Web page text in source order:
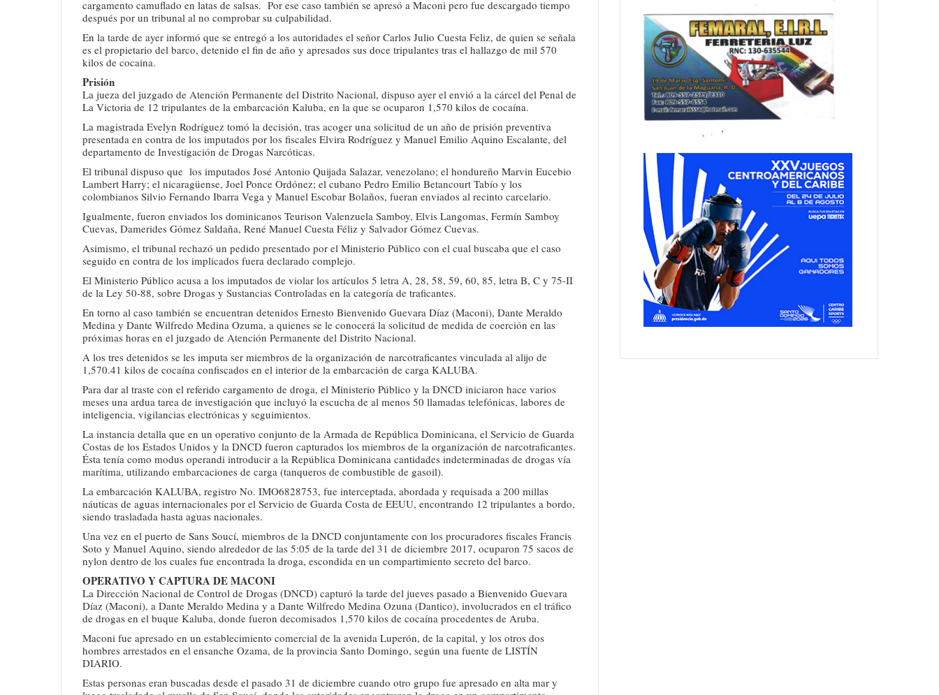
cargamento camuflado en latas de salsas. Por ese caso también se apresó a Maconi pero fue descargado tiempo
después por un tribunal al no comprobar su culpabilidad.
En la tarde de ayer informó que se entregó a los autoridades el señor Carlos Julio Cuesta Feliz, de quien se señala
es el propietario del barco, detenido el fin de año y apresados sus doce tripulantes tras el hallazgo de mil 570
kilos de cocaina.
Prisión
La jueza del juzgado de Atención Permanente del Distrito Nacional, dispuso ayer el envió a la cárcel del Penal de
La Victoria de 12 tripulantes de la embarcación Kaluba, en la que se ocuparon 1,570 kilos de cocaína.
La magistrada Evelyn Rodríguez tomó la decisión, tras acoger una solicitud de un año de prisión preventiva
presentada en contra de los imputados por los fiscales Elvira Rodríguez y Manuel Emilio Aquino Escalante, del
departamento de Investigación de Drogas Narcóticas.
El tribunal dispuso que los imputados José Antonio Quijada Salazar, venezolano; el hondureño Marvin Eucebio
Lambert Harry; el nicaragüense, Joel Ponce Ordónez; el cubano Pedro Emilio Betancourt Tabío y los
colombianos Silvio Fernando Ibarra Vega y Manuel Escobar Bolaños, fueran enviados al recinto carcelario.
Igualmente, fueron enviados los dominicanos Teurison Valenzuela Samboy, Elvis Langomas, Fermín Samboy
Cuevas, Damerides Gómez Saldaña, René Manuel Cuesta Féliz y Salvador Gómez Cuevas.
Asimismo, el tribunal rechazó un pedido presentado por el Ministerio Público con el cual buscaba que el caso
seguido en contra de los implicados fuera declarado complejo.
El Ministerio Público acusa a los imputados de violar los artículos 5 letra A, 28, 58, 59, 60, 85, letra B, C y 75-II
de la Ley 50-88, sobre Drogas y Sustancias Controladas en la categoría de traficantes.
En torno al caso también se encuentran detenidos Ernesto Bienvenido Guevara Díaz (Maconi), Dante Meraldo
Medina y Dante Wilfredo Medina Ozuma, a quienes se le conocerá la solicitud de medida de coerción en las
próximas horas en el juzgado de Atención Permanente del Distrito Nacional.
A los tres detenidos se les imputa ser miembros de la organización de narcotraficantes vinculada al alijo de
1,570.41 kilos de cocaína confiscados en el interior de la embarcación de carga KALUBA.
Para dar al traste con el referido cargamento de droga, el Ministerio Público y la DNCD iniciaron hace varios
meses una ardua tarea de investigación que incluyó la escucha de al menos 50 llamadas telefónicas, labores de
inteligencia, vigilancias electrónicas y seguimientos.
La instancia detalla que en un operativo conjunto de la Armada de República Dominicana, el Servicio de Guarda
Costas de los Estados Unidos y la DNCD fueron capturados los miembros de la organización de narcotraficantes.
Ésta tenía como modus operandi introducir a la República Dominicana cantidades indeterminadas de drogas vía
marítima, utilizando embarcaciones de carga (tanqueros de combustible de gasoil).
La embarcación KALUBA, registro No. IMO6828753, fue interceptada, abordada y requisada a 200 millas
náuticas de aguas internacionales por el Servicio de Guarda Costa de EEUU, encontrando 12 tripulantes a bordo,
siendo trasladada hasta aguas nacionales.
Una vez en el puerto de Sans Soucí, miembros de la DNCD conjuntamente con los procuradores fiscales Francis
Soto y Manuel Aquino, siendo alrededor de las 5:05 de la tarde del 31 de diciembre 2017, ocuparon 75 sacos de
nylon dentro de los cuales fue encontrada la droga, escondida en un compartimiento secreto del barco.
OPERATIVO Y CAPTURA DE MACONI
La Dirección Nacional de Control de Drogas (DNCD) capturó la tarde del jueves pasado a Bienvenido Guevara
Díaz (Maconi), a Dante Meraldo Medina y a Dante Wilfredo Medina Ozuna (Dantico), involucrados en el tráfico
de drogas en el buque Kaluba, donde fueron decomisados 1,570 kilos de cocaína procedentes de Aruba.
Maconi fue apresado en un establecimiento comercial de la avenida Luperón, de la capital, y los otros dos
hombres arrestados en el ensanche Ozama, de la provincia Santo Domingo, según una fuente de LISTÍN
DIARIO.
Estas personas eran buscadas desde el pasado 31 de diciembre cuando otro grupo fue apresado en alta mar y